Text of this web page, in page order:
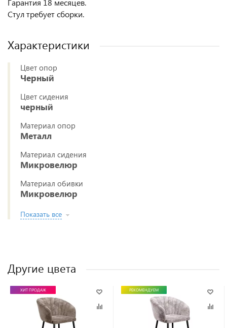
Гарантия 18 месяцев.
Стул требует сборки.
Характеристики
Цвет опор
Черный
Цвет сидения
черный
Материал опор
Металл
Материал сидения
Микровелюр
Материал обивки
Микровелюр
Показать все
Другие цвета
ХИТ ПРОДАЖ РЕКОМЕНДУЕМ